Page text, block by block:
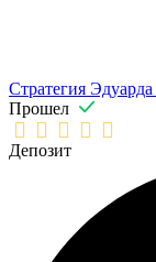
Стратегия Эдуарда
Прошел
Депозит